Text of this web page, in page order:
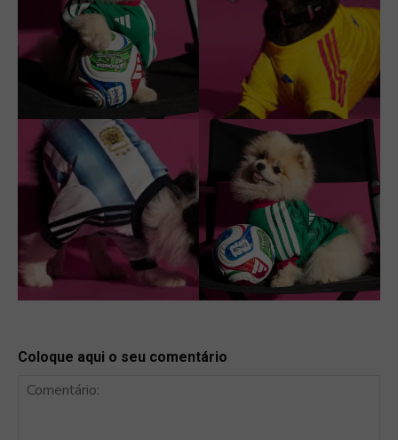
Coloque aqui o seu comentário